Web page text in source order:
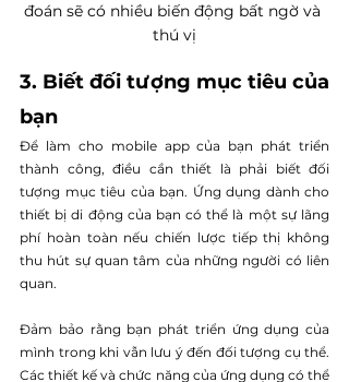
đoán sẽ có nhiều biến động bất ngờ và
thú vị
3. Biết đối tượng mục tiêu của
bạn
Để làm cho mobile app của bạn phát triển
thành công, điều cần thiết là phải biết đối
tượng mục tiêu của bạn. Ứng dụng dành cho
thiết bị di động của bạn có thể là một sự lãng
phí hoàn toàn nếu chiến lược tiếp thị không
thu hút sự quan tâm của những người có liên
quan.
Đảm bảo rằng bạn phát triển ứng dụng của
mình trong khi vẫn lưu ý đến đối tượng cụ thể.
Các thiết kế và chức năng của ứng dụng có thể